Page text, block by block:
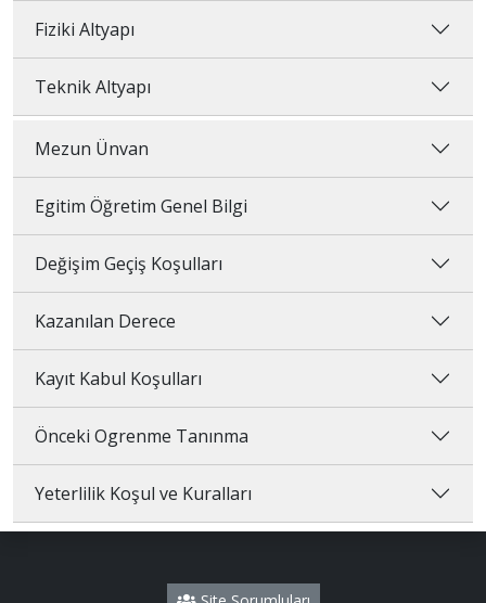
Fiziki Altyapı
Teknik Altyapı
Mezun Ünvan
Egitim Öğretim Genel Bilgi
Değişim Geçiş Koşulları
Kazanılan Derece
Kayıt Kabul Koşulları
Önceki Ogrenme Tanınma
Yeterlilik Koşul ve Kuralları